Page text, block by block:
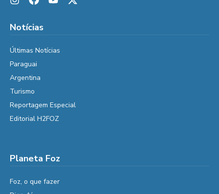
Notícias
Últimas Notícias
Paraguai
Argentina
Turismo
Reportagem Especial
Editorial H2FOZ
Planeta Foz
Foz, o que fazer